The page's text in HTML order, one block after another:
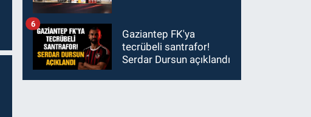
Gaziantep FK'ya
tecrübeli santrafor!
Serdar Dursun açıklandı
6